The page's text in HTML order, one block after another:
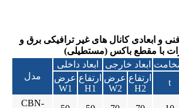
ابعادی کانال های غیر ترافیکی برق و
با مقطع باکس (مستطیلی)
مدل
ابعاد داخلی ابعاد خارجی
عرض
W1
ارتفاع
H1
عرض
W2
ارتفاع
H2
t
CBN-